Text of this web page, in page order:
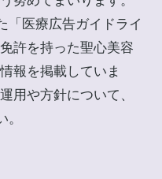
「医療広告ガイドライ
許を持った聖心美容
報を掲載していま
用や方針について、